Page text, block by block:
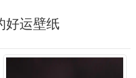
好运壁纸